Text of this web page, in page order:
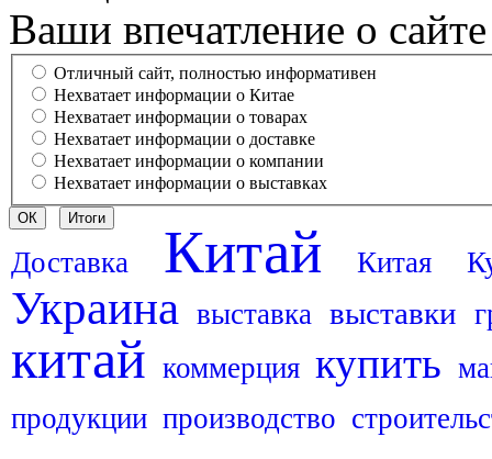
Ваши впечатление о сайте
Отличный сайт, полностью информативен
Нехватает информации о Китае
Нехватает информации о товарах
Нехватает информации о доставке
Нехватает информации о компании
Нехватает информации о выставках
Доставка Китай Китая
Украина выставка выставки
китай коммерция купить
продукции производство